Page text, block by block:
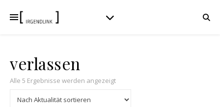
verlassen
Alle 5 Ergebnisse werden angezeigtNach Aktualität sortiert